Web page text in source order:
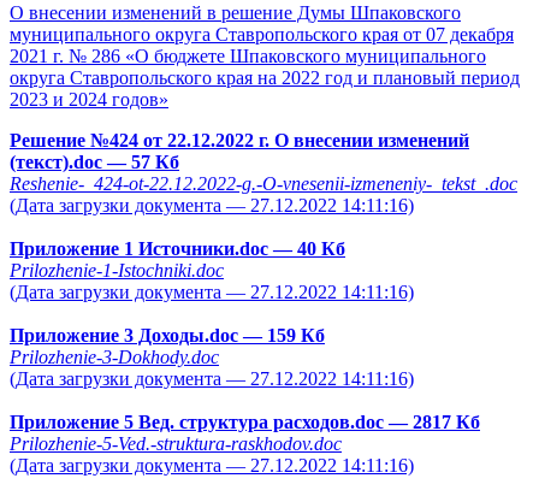
О внесении изменений в решение Думы Шпаковского
муниципального округа Ставропольского края от 07 декабря
2021 г. № 286 «О бюджете Шпаковского муниципального
округа Ставропольского края на 2022 год и плановый период
2023 и 2024 годов»
Решение №424 от 22.12.2022 г. О внесении изменений
(текст).doc— 57 Кб
Reshenie-_424-ot-22.12.2022-g.-O-vnesenii-izmeneniy-_tekst_.doc
(Дата загрузки документа — 27.12.2022 14:11:16)
Приложение 1 Источники.doc— 40 Кб
Prilozhenie-1-Istochniki.doc
(Дата загрузки документа — 27.12.2022 14:11:16)
Приложение 3 Доходы.doc— 159 Кб
Prilozhenie-3-Dokhody.doc
(Дата загрузки документа — 27.12.2022 14:11:16)
Приложение 5 Вед. структура расходов.doc— 2817 Кб
Prilozhenie-5-Ved.-struktura-raskhodov.doc
(Дата загрузки документа — 27.12.2022 14:11:16)